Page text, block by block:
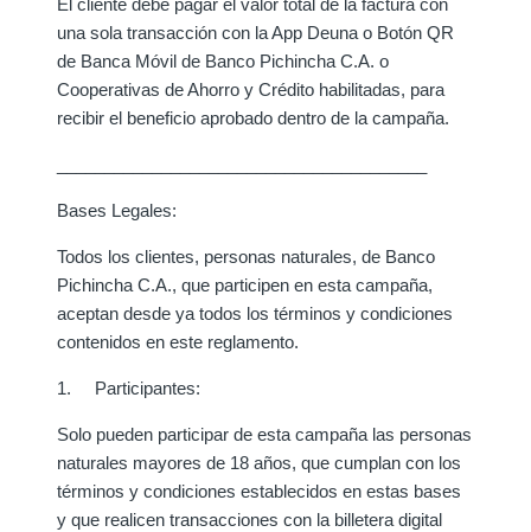
El cliente debe pagar el valor total de la factura con
una sola transacción con la App Deuna o Botón QR
de Banca Móvil de Banco Pichincha C.A. o
Cooperativas de Ahorro y Crédito habilitadas, para
recibir el beneficio aprobado dentro de la campaña.
Bases Legales:
Todos los clientes, personas naturales, de Banco
Pichincha C.A., que participen en esta campaña,
aceptan desde ya todos los términos y condiciones
contenidos en este reglamento.
1. Participantes:
Solo pueden participar de esta campaña las personas
naturales mayores de 18 años, que cumplan con los
términos y condiciones establecidos en estas bases
y que realicen transacciones con la billetera digital